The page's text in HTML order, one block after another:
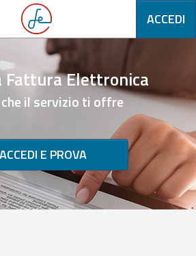
ACCEDI
Fattura Elettronica
il servizio ti offre
ACCEDI E PROVA